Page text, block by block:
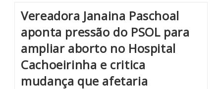
Vereadora Janaina Paschoal
aponta pressão do PSOL para
ampliar aborto no Hospital
Cachoeirinha e critica
mudança que afetaria